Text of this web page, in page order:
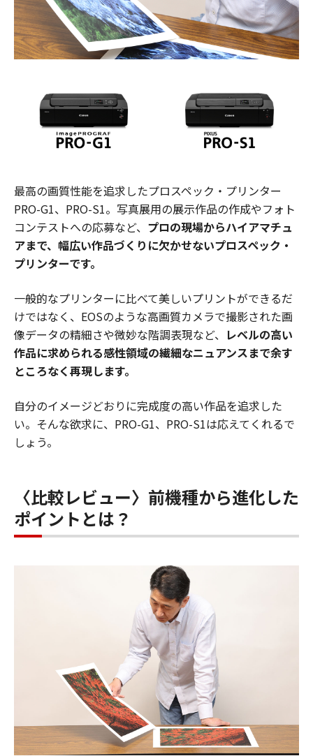
最高の画質性能を追求したプロスペック・プリンター
PRO-G1、PRO-S1。写真展用の展示作品の作成やフォト
コンテストへの応募など、 プロの現場からハイアマチュ
アまで、幅広い作品づくりに欠かせないプロスペック・
プリンターです。
一般的なプリンターに比べて美しいプリントができるだ
けではなく、EOSのような高画質カメラで撮影された画
像データの精細さや微妙な階調表現など、 レベルの高い
作品に求められる感性領域の繊細なニュアンスまで余す
ところなく再現します。
自分のイメージどおりに完成度の高い作品を追求した
い。そんな欲求に、PRO-G1、PRO-S1は応えてくれるで
しょう。
〈比較レビュー〉前機種から進化した
ポイントとは？